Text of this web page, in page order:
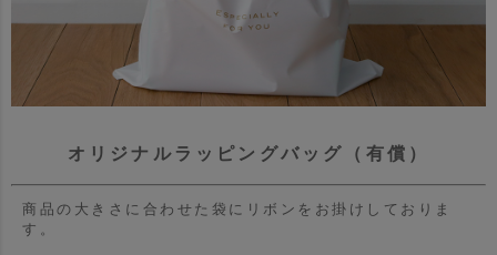
オリジナルラッピングバッグ（有償）
商品の大きさに合わせた袋にリボンをお掛けしておりま
す。